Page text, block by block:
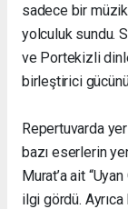
sadece bir
yolculuk sundu.
ve Portekizli
birleştirici
Repertuvarda
bazı eserlerin
Murat’a ait
ilgi gördü.